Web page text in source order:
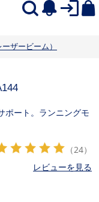
ザービーム）
ポート。ランニングモ
（24）
レビューを見る